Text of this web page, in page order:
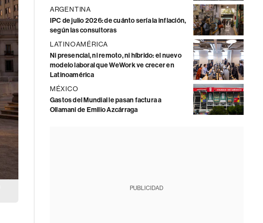
ARGENTINA
IPC de julio 2026: de cuánto sería la inflación,
según las consultoras
LATINOAMÉRICA
Ni presencial, ni remoto, ni híbrido: el nuevo
modelo laboral que WeWork ve crecer en
Latinoamérica
MÉXICO
Gastos del Mundial le pasan factura a
Ollamani de Emilio Azcárraga
PUBLICIDAD